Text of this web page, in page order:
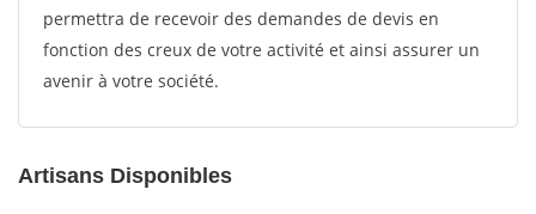
permettra de recevoir des demandes de devis en
fonction des creux de votre activité et ainsi assurer un
avenir à votre société.
Artisans Disponibles